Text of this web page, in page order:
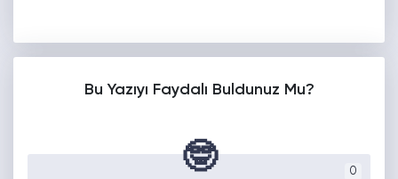
Bu Yazıyı Faydalı Buldunuz Mu?
0
🤓